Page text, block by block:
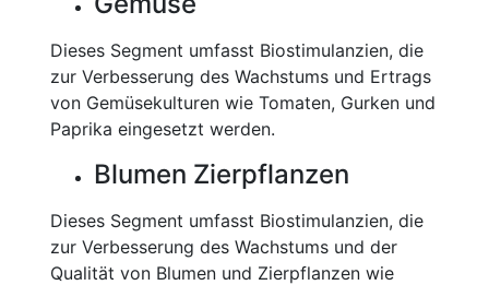
Dieses Segment umfasst Biostimulanzien, die
zur Verbesserung des Wachstums und Ertrags
von Gemüsekulturen wie Tomaten, Gurken und
Paprika eingesetzt werden.
Blumen Zierpflanzen
Dieses Segment umfasst Biostimulanzien, die
zur Verbesserung des Wachstums und der
Qualität von Blumen und Zierpflanzen wie